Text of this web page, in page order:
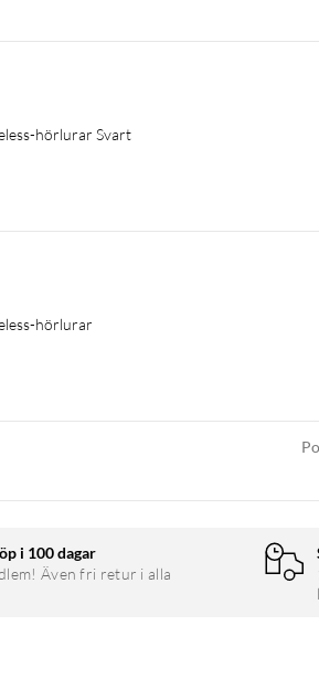
samtidigt. Fysiska
anpassning av ljud, ANC-lägen,
hörlurar Svart
hörlurar
i 100 dagar
Även fri retur i alla